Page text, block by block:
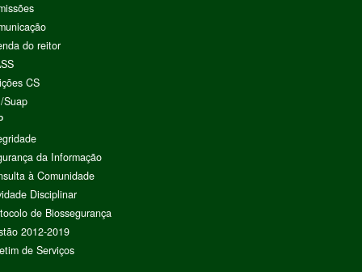
do reitor
CS
Suap
da Informação
à Comunidade
Disciplinar
de Biossegurança
2012-2019
de Serviços